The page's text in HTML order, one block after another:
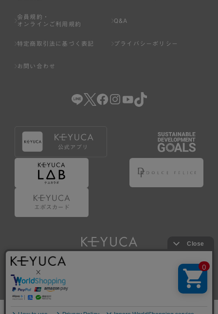
会員規約・
オンラインご利用規約
Q&A
特定商取引法に基づく表記 プライバシーポリシー
お問い合わせ
Copyright © KAWAJUN Co., Ltd. All Rights Reserved.